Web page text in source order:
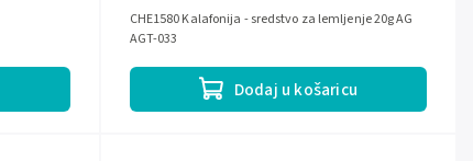
Dodaj u košaricu
CHE1580 Kalafonija - sredstvo za lemljenje 20g AG
AGT-033